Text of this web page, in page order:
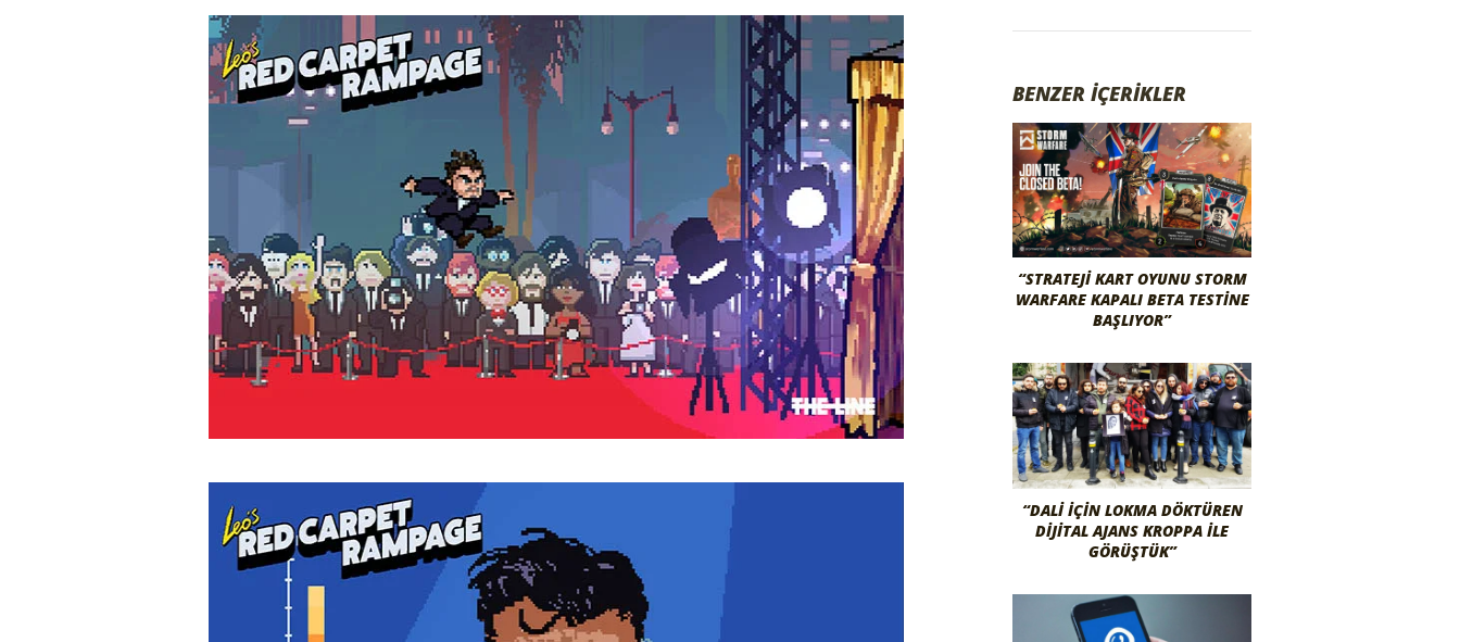
BENZER İÇERİKLER
“STRATEJI KART OYUNU STORM
WARFARE KAPALI BETA TESTINE
BAŞLIYOR”
“DALI İÇIN LOKMA DÖKTÜREN
DIJITAL AJANS KROPPA İLE
GÖRÜŞTÜK”